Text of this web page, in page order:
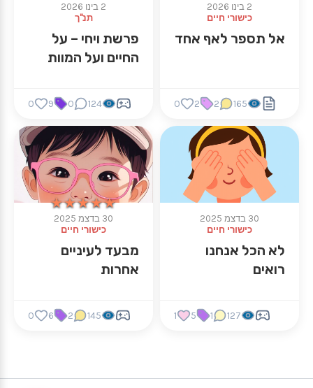
2 בינו 2026
כישורי חיים
אל תספר לאף אחד
165
2
2
0
2 בינו 2026
תנ"ך
פרשת ויחי – על
החיים ועל המוות
124
0
9
0
30 בדצמ 2025
כישורי חיים
לא הכל אנחנו
רואים
127
1
5
1
★★★★★
★★★★★
30 בדצמ 2025
כישורי חיים
מבעד לעיניים
אחרות
145
2
6
0